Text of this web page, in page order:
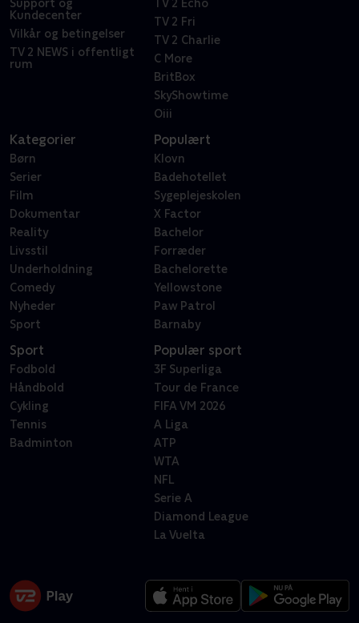
Support og
Kundecenter
Vilkår og betingelser
TV 2 NEWS i offentligt
rum
TV 2 Echo
TV 2 Fri
TV 2 Charlie
C More
BritBox
SkyShowtime
Oiii
Kategorier
Børn
Serier
Film
Dokumentar
Reality
Livsstil
Underholdning
Comedy
Nyheder
Sport
Populært
Klovn
Badehotellet
Sygeplejeskolen
X Factor
Bachelor
Forræder
Bachelorette
Yellowstone
Paw Patrol
Barnaby
Sport
Fodbold
Håndbold
Cykling
Tennis
Badminton
Populær sport
3F Superliga
Tour de France
FIFA VM 2026
A Liga
ATP
WTA
NFL
Serie A
Diamond League
La Vuelta